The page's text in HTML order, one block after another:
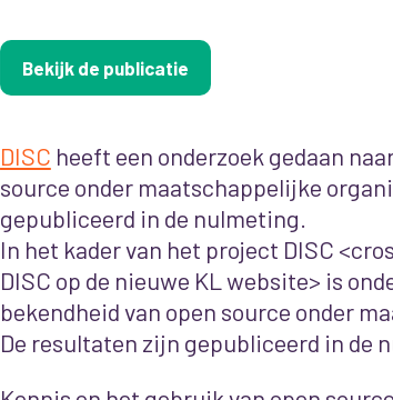
Bekijk de publicatie
DISC heeft een onderzoek gedaan
source onder maatschappelijke
gepubliceerd in de nulmeting.
In het kader van het project DISC
DISC op de nieuwe KL website> is
bekendheid van open source onder
De resultaten zijn gepubliceerd in de